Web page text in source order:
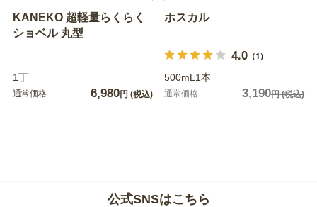
KANEKO 超軽量らくらく
ショベル 丸型
1丁
通常価格 6,980円 (税込)
ホスカル
4.0（1）
500mL1本
通常価格 3,190円(税込)
公式SNSはこちら